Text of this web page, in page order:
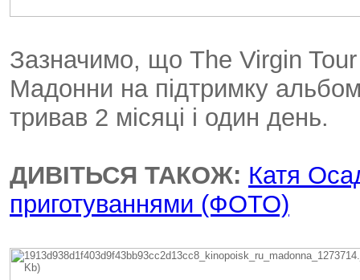
Зазначимо, що The Virgin
Мадонни на підтримку
тривав 2 місяці і один день.
ДИВІТЬСЯ ТАКОЖ: Катя
приготуваннями (ФОТО)